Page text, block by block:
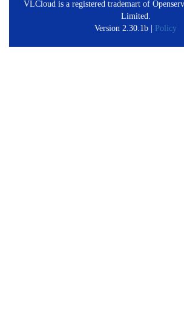
VLCloud is a registered trademart of
Limited.
Version 2.30.1b |
Policy